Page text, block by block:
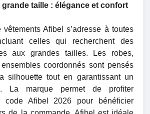
grande taille : élégance et confort
Afibel s’adresse à toutes
celles qui recherchent des
aux grandes tailles. Les robes,
coordonnés sont pensés
silhouette tout en garantissant un
La marque permet de profiter
code Afibel 2026 pour bénéficier